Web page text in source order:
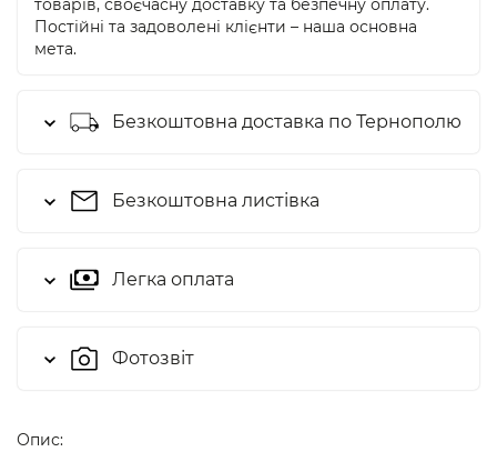
товарів, своєчасну доставку та безпечну оплату.
Постійні та задоволені клієнти – наша основна
мета.
Безкоштовна доставка по Тернополю
Безкоштовна листівка
Легка оплата
Фотозвіт
Опис: